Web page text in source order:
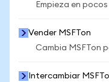
Empieza en
Vender MSFTon
Cambia MSFTon
Intercambiar